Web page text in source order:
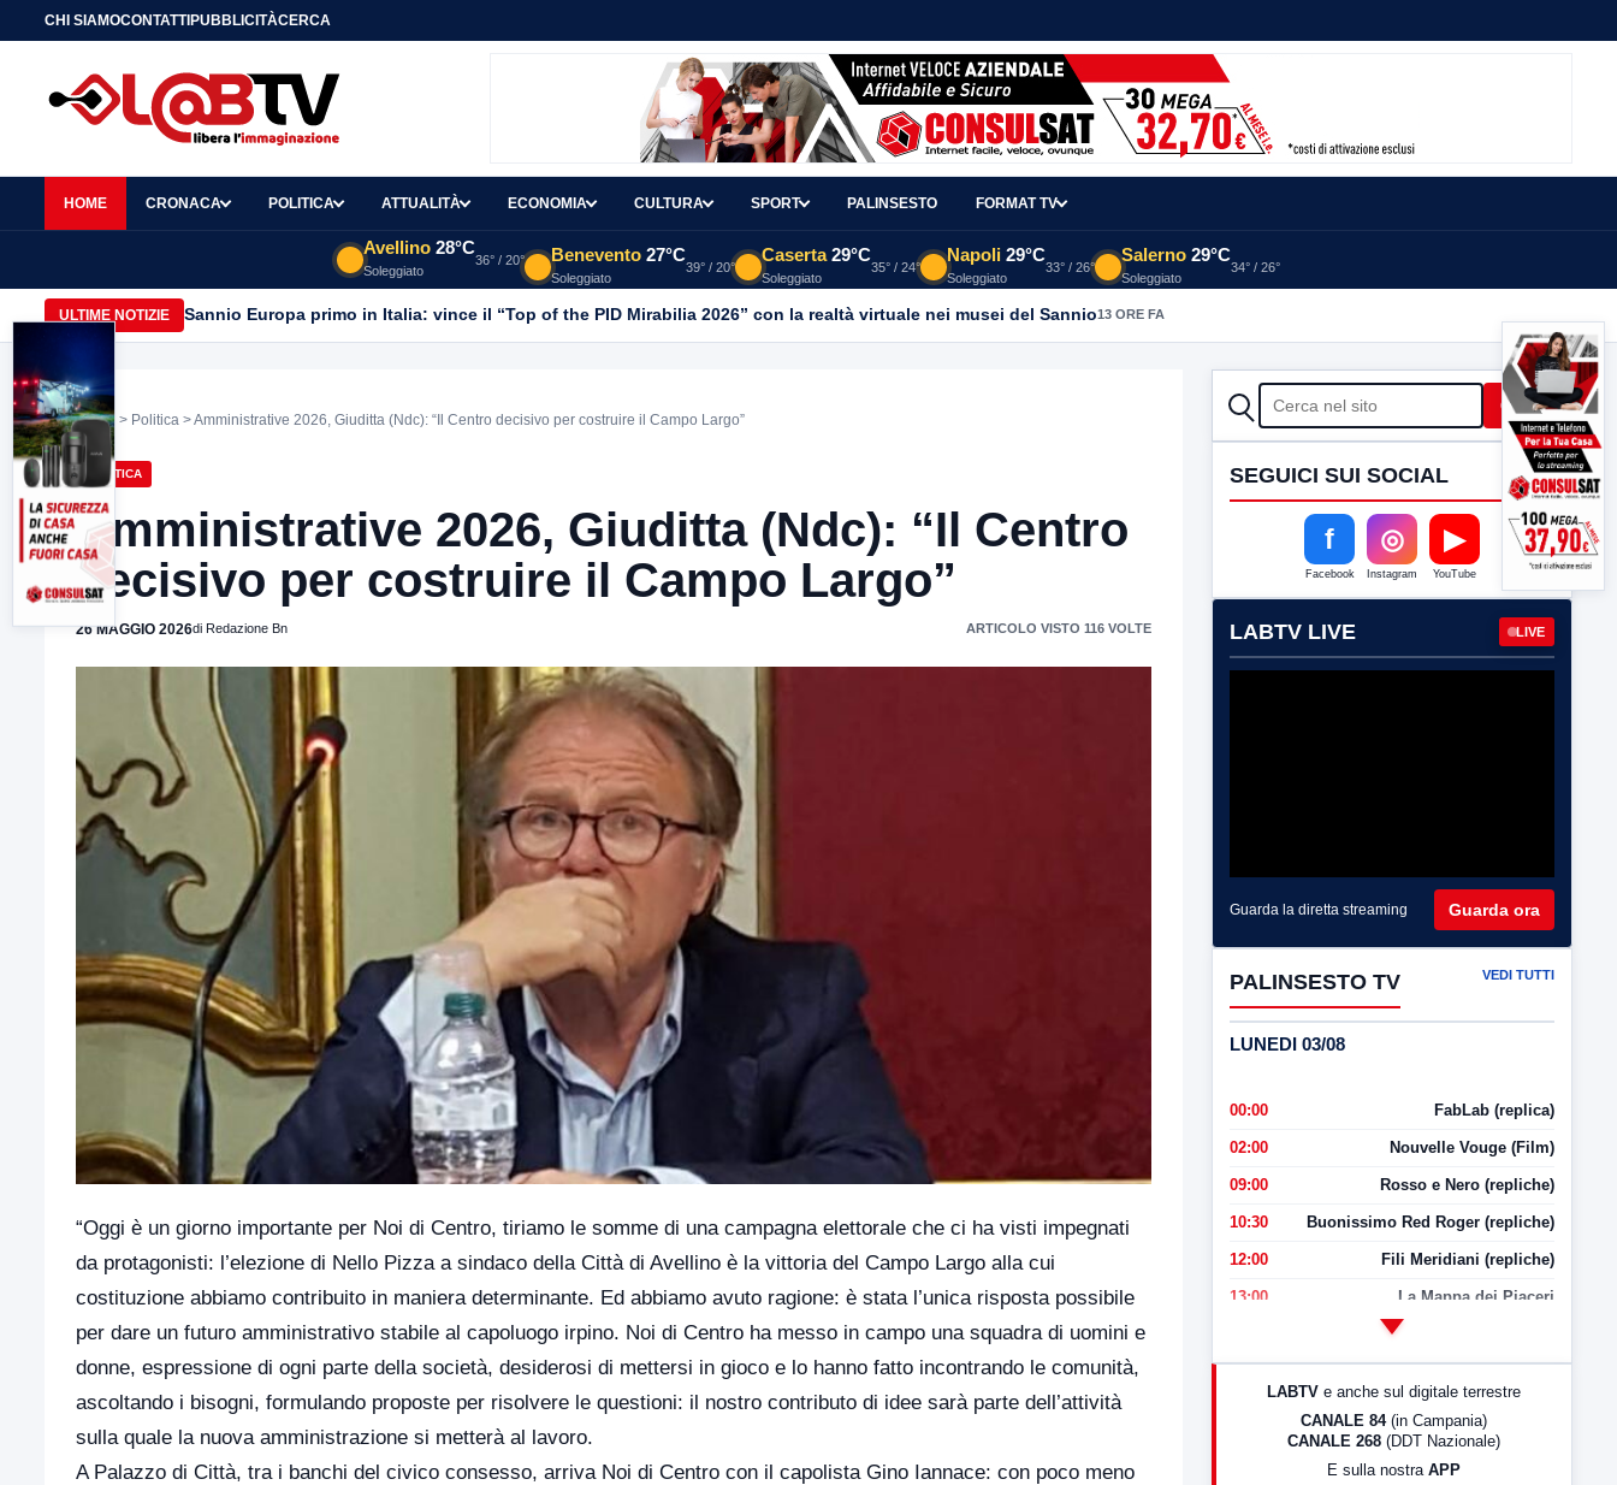
CHI SIAMOCONTATTIPUBBLICITÀCERCA
HOME CRONACA POLITICA ATTUALITÀ ECONOMIA CULTURA SPORT PALINSESTO FORMAT TV
Avellino 28°C
Soleggiato
36° / 20° Benevento 27°C
Soleggiato
39° / 20°
Caserta 29°C
Soleggiato
35° / 24°
Napoli 29°C
Soleggiato
33° / 26°
Salerno 29°C
Soleggiato
34° / 26°
ULTIME NOTIZIE Sannio Europa primo in Italia: vince il “Top of the PID Mirabilia 2026” con la realtà virtuale nei musei del Sannio13 ORE FA
Home > Politica > Amministrative 2026, Giuditta (Ndc): “Il Centro decisivo per costruire il Campo Largo”
POLITICA
Amministrative 2026, Giuditta (Ndc): “Il Centro
decisivo per costruire il Campo Largo”
26 MAGGIO 2026di Redazione Bn ARTICOLO VISTO 116 VOLTE
“Oggi è un giorno importante per Noi di Centro, tiriamo le somme di una campagna elettorale che ci ha visti impegnati
da protagonisti: l’elezione di Nello Pizza a sindaco della Città di Avellino è la vittoria del Campo Largo alla cui
costituzione abbiamo contribuito in maniera determinante. Ed abbiamo avuto ragione: è stata l’unica risposta possibile
per dare un futuro amministrativo stabile al capoluogo irpino. Noi di Centro ha messo in campo una squadra di uomini e
donne, espressione di ogni parte della società, desiderosi di mettersi in gioco e lo hanno fatto incontrando le comunità,
ascoltando i bisogni, formulando proposte per risolvere le questioni: il nostro contributo di idee sarà parte dell’attività
sulla quale la nuova amministrazione si metterà al lavoro.
A Palazzo di Città, tra i banchi del civico consesso, arriva Noi di Centro con il capolista Gino Iannace: con poco meno
CERCA Cerca
SEGUICI SUI SOCIAL
f
Facebook
◎
Instagram
▶
YouTube
LABTV LIVE LIVE
Guarda la diretta streaming Guarda ora
PALINSESTO TV VEDI TUTTI
LUNEDI 03/08
00:00 FabLab (replica)
02:00 Nouvelle Vouge (Film)
09:00 Rosso e Nero (repliche)
10:30 Buonissimo Red Roger (repliche)
12:00 Fili Meridiani (repliche)
13:00 La Mappa dei Piaceri
LabNews (Diretta)
LABTV e anche sul digitale terrestre
CANALE 84 (in Campania)
CANALE 268 (DDT Nazionale)
E sulla nostra APP